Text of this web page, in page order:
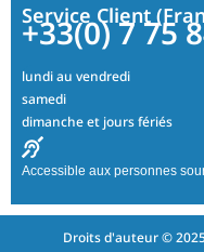
Service Client
+33(0) 7 75
lundi au vendredi
samedi
dimanche et jours fériés
Accessible aux personnes
Droits d'auteur ©